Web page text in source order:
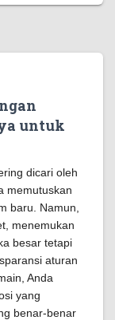
untuk
dicari oleh
memutuskan
baru. Namun,
menemukan
besar tetapi
aturan
Anda
yang
benar-benar